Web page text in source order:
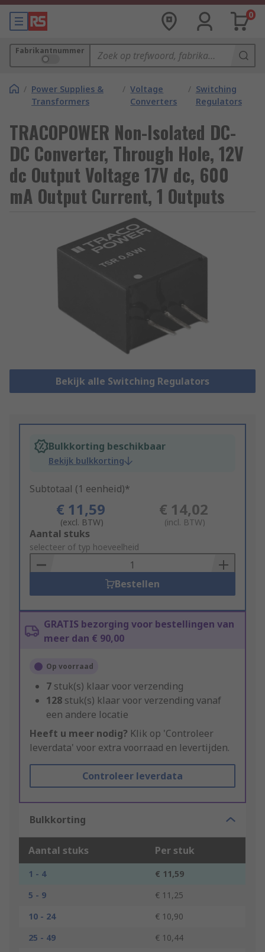
0
Fabrikantnummer
/ Power Supplies &
Transformers
/ Voltage
Converters
/ Switching
Regulators
TRACOPOWER Non-Isolated DC-
DC Converter, Through Hole, 12V
dc Output Voltage 17V dc, 600
mA Output Current, 1 Outputs
Bekijk alle Switching Regulators
Bulkkorting beschikbaar
Bekijk bulkkorting
Subtotaal (1 eenheid)*
€ 11,59
(excl. BTW)
€ 14,02
(incl. BTW)
Add
to
Basket
Aantal stuks
selecteer of typ hoeveelheid
Bestellen
GRATIS bezorging voor bestellingen van
meer dan € 90,00
Op voorraad
7 stuk(s) klaar voor verzending
128 stuk(s) klaar voor verzending vanaf
een andere locatie
Heeft u meer nodig? Klik op 'Controleer
leverdata' voor extra voorraad en levertijden.
Controleer leverdata
Bulkkorting
Aantal stuks Per stuk
1 - 4
€ 11,59
5 - 9
€ 11,25
10 - 24
€ 10,90
25 - 49
€ 10,44